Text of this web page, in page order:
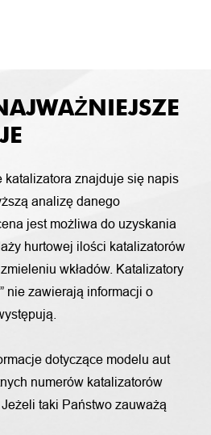
katalizatora znajduje się napis
analizę danego
jest możliwa do uzyskania
hurtowej ilości katalizatorów
wkładów. Katalizatory
nie zawierają informacji o
dotyczące modelu aut
numerów katalizatorów
taki Państwo zauważą